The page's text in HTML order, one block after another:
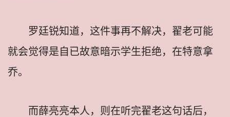
罗廷锐知道，这件事再不解决，翟老可能
就会觉得是自已故意暗示学生拒绝，在特意拿
乔。
而薛亮亮本人，则在听完翟老这句话后，